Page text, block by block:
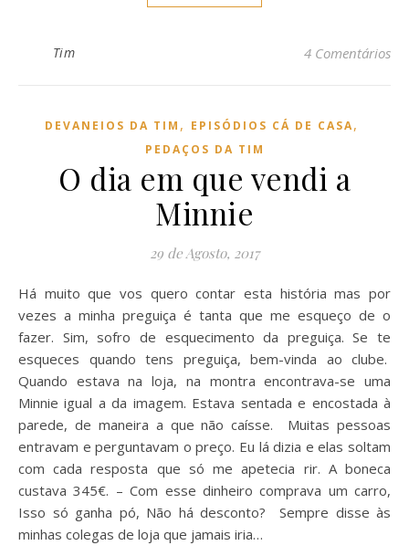
Tim 4 Comentários
DEVANEIOS DA TIM , EPISÓDIOS CÁ DE CASA,
PEDAÇOS DA TIM
O dia em que vendi a
Minnie
29 de Agosto, 2017
Há muito que vos quero contar esta história mas por
vezes a minha preguiça é tanta que me esqueço de o
fazer. Sim, sofro de esquecimento da preguiça. Se te
esqueces quando tens preguiça, bem-vinda ao clube.
Quando estava na loja, na montra encontrava-se uma
Minnie igual a da imagem. Estava sentada e encostada à
parede, de maneira a que não caísse. Muitas pessoas
entravam e perguntavam o preço. Eu lá dizia e elas soltam
com cada resposta que só me apetecia rir. A boneca
custava 345€. – Com esse dinheiro comprava um carro,
Isso só ganha pó, Não há desconto? Sempre disse às
minhas colegas de loja que jamais iria…